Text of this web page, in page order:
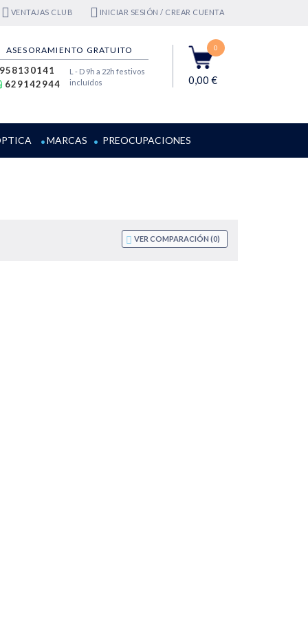
VENTAJAS CLUB INICIAR SESIÓN / CREAR CUENTA
ASESORAMIENTO GRATUITO
629142944
L - D 9h a 22h festivos
incluídos
0
0,00 €
MARCAS PREOCUPACIONES
VER COMPARACIÓN (0)